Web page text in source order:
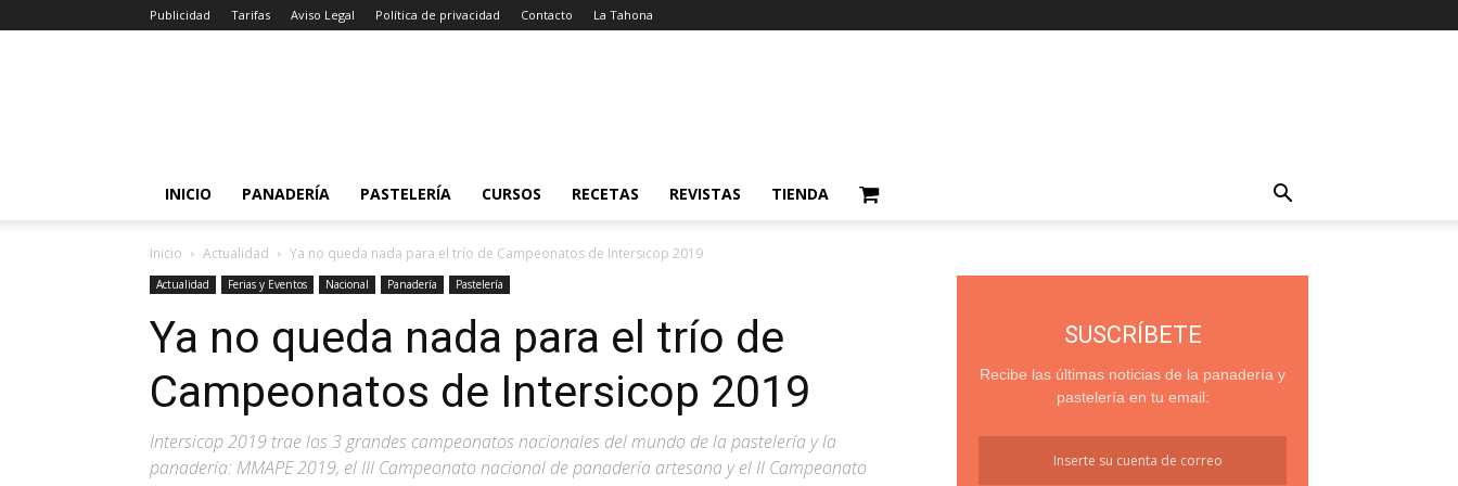
Publicidad Tarifas Aviso Legal Política de privacidad Contacto La Tahona
INICIO PANADERÍA PASTELERÍA CURSOS RECETAS REVISTAS TIENDA
Inicio Actualidad Ya no queda nada para el trío de Campeonatos de Intersicop 2019
Actualidad Ferias y Eventos Nacional Panadería Pastelería
Ya no queda nada para el trío de
Campeonatos de Intersicop 2019
Intersicop 2019 trae los 3 grandes campeonatos nacionales del mundo de la pastelería y la
panadería: MMAPE 2019, el III Campeonato nacional de panadería artesana y el II Campeonato
SUSCRÍBETE
Recibe las últimas noticias de la panadería y
pastelería en tu email: